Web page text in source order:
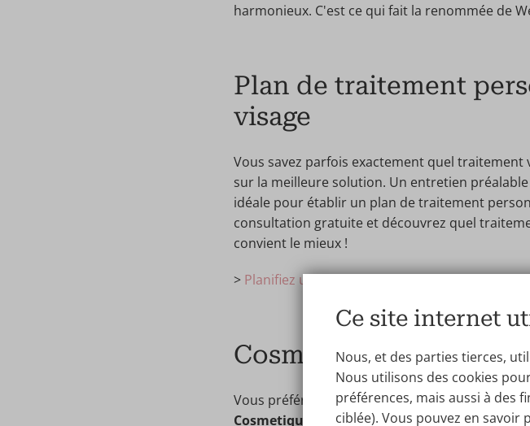
harmonieux. C'est ce qui fait la renommée de
Plan de traitement
visage
Vous savez parfois exactement quel
sur la meilleure solution. Un entretien
idéale pour établir un plan de traitement
consultation gratuite et découvrez quel
convient le mieux !
> Planifiez une consultation sans engagement à
Cosmetique Totale
Vous préférez un traitement non invasif ? Nos
Cosmetique Totale, leader des traitements non
Ce site internet
Nous, et des parties tierces,
Nous utilisons des cookies
préférences, mais aussi à des
ciblée). Vous pouvez en